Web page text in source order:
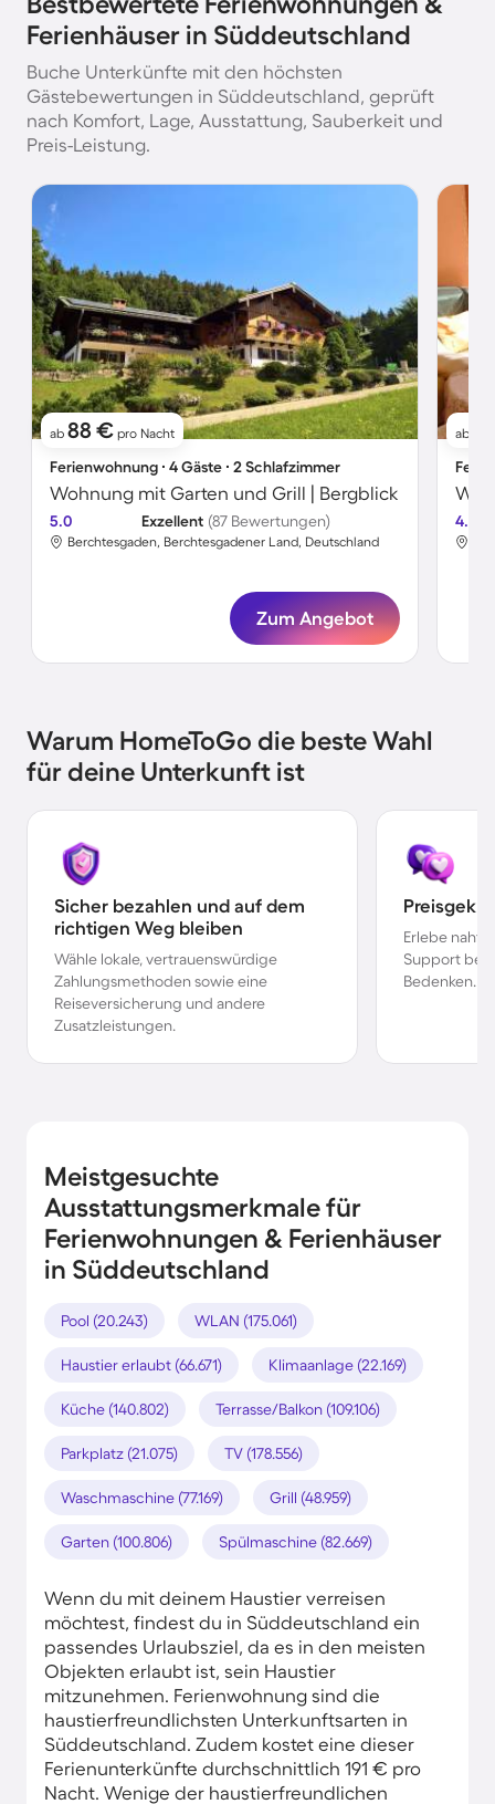
Ferienhäuser in Süddeutschland
Buche Unterkünfte mit den höchsten
Gästebewertungen in Süddeutschland, geprüft
nach Komfort, Lage, Ausstattung, Sauberkeit und
Preis-Leistung.
ab 88 € pro Nacht
Ferienwohnung ∙ 4 Gäste ∙ 2 Schlafzimmer
Wohnung mit Garten und Grill | Bergblick
5.0 Exzellent (87 Bewertungen)
Berchtesgaden, Berchtesgadener Land, Deutschland
Zum Angebot
ab
4.5
Warum HomeToGo die beste Wahl
für deine Unterkunft ist
Sicher bezahlen und auf dem
richtigen Weg bleiben
Wähle lokale, vertrauenswürdige
Zahlungsmethoden sowie eine
Reiseversicherung und andere
Zusatzleistungen.
Erlebe
Support bei
Bedenken.
Meistgesuchte
Ausstattungsmerkmale für
Ferienwohnungen & Ferienhäuser
in Süddeutschland
Pool (20.243) WLAN (175.061)
Haustier erlaubt (66.671) Klimaanlage (22.169)
Küche (140.802) Terrasse/Balkon (109.106)
Parkplatz (21.075) TV (178.556)
Waschmaschine (77.169) Grill (48.959)
Garten (100.806) Spülmaschine (82.669)
Wenn du mit deinem Haustier verreisen
möchtest, findest du in Süddeutschland ein
passendes Urlaubsziel, da es in den meisten
Objekten erlaubt ist, sein Haustier
mitzunehmen. Ferienwohnung sind die
haustierfreundlichsten Unterkunftsarten in
Süddeutschland. Zudem kostet eine dieser
Ferienunterkünfte durchschnittlich 191 € pro
Nacht. Wenige der haustierfreundlichen